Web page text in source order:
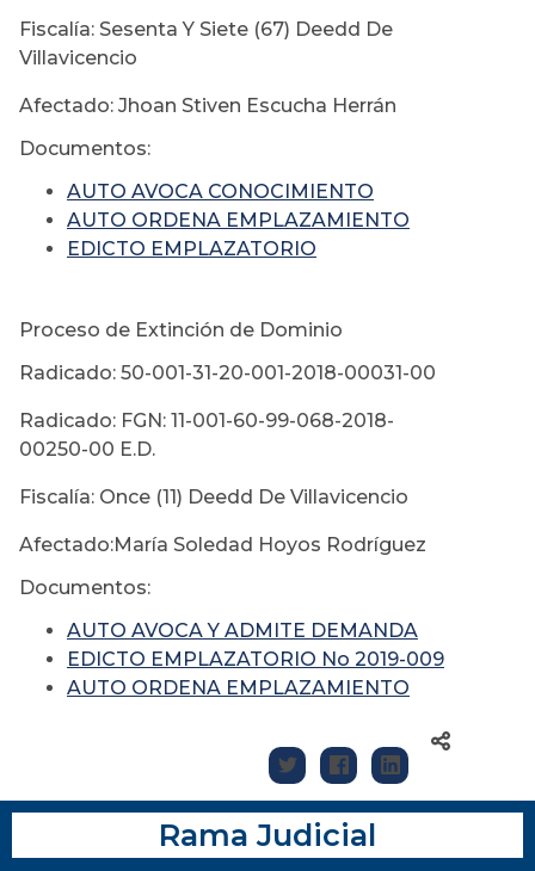
Fiscalía: Sesenta Y Siete (67) Deedd De
Villavicencio
Afectado: Jhoan Stiven Escucha Herrán
Documentos:
AUTO AVOCA CONOCIMIENTO
AUTO ORDENA EMPLAZAMIENTO
EDICTO EMPLAZATORIO
Proceso de Extinción de Dominio
Radicado: 50-001-31-20-001-2018-00031-00
Radicado: FGN: 11-001-60-99-068-2018-
00250-00 E.D.
Fiscalía: Once (11) Deedd De Villavicencio
Afectado:María Soledad Hoyos Rodríguez
Documentos:
AUTO AVOCA Y ADMITE DEMANDA
EDICTO EMPLAZATORIO No 2019-009
AUTO ORDENA EMPLAZAMIENTO
Rama Judicial